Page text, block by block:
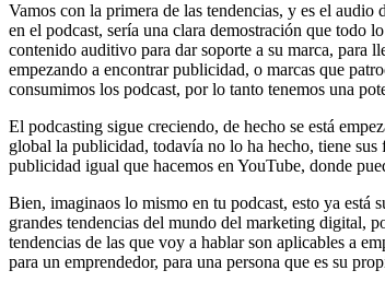
Vamos con la primera de las tendencias, y es el audio
en el podcast, sería una clara demostración que todo
contenido auditivo para dar soporte a su marca, para
empezando a encontrar publicidad, o marcas que
consumimos los podcast, por lo tanto tenemos una
El podcasting sigue creciendo, de hecho se está
global la publicidad, todavía no lo ha hecho, tiene
publicidad igual que hacemos en YouTube, donde
Bien, imaginaos lo mismo en tu podcast, esto ya está
grandes tendencias del mundo del marketing digital,
tendencias de las que voy a hablar son aplicables a
para un emprendedor, para una persona que es su